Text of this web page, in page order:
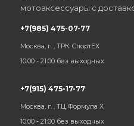
мотоаксессуары с
+7(985) 475-07-77
Москва, г. , ТРК СпортЕХ
10:00 - 21:00 без выходных
+7(915) 475-17-77
Москва, г. , ТЦ Формула Х
10:00 - 21:00 без выходных